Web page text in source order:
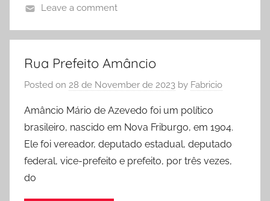
Leave a comment
Rua Prefeito Amâncio
Posted on 28 de November de 2023 by Fabricio
Amâncio Mário de Azevedo foi um político
brasileiro, nascido em Nova Friburgo, em 1904.
Ele foi vereador, deputado estadual, deputado
federal, vice-prefeito e prefeito, por três vezes,
do